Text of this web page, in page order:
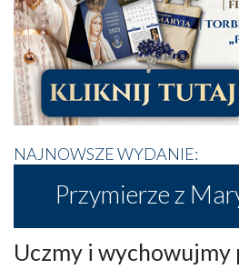
NAJNOWSZE WYDANIE:
Przymierze z
Uczmy i wychowujmy